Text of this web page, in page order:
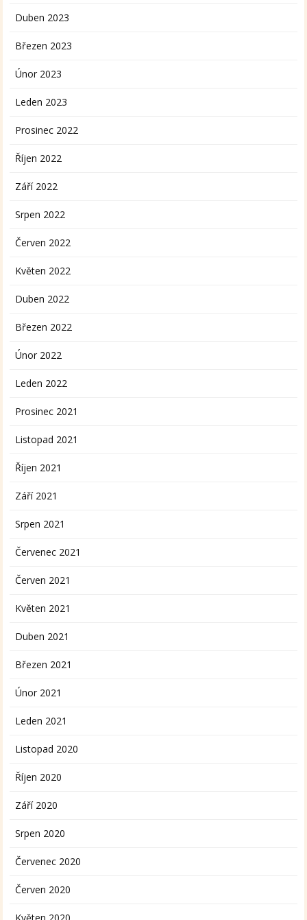
Duben 2023
Březen 2023
Únor 2023
Leden 2023
Prosinec 2022
Říjen 2022
Září 2022
Srpen 2022
Červen 2022
Květen 2022
Duben 2022
Březen 2022
Únor 2022
Leden 2022
Prosinec 2021
Listopad 2021
Říjen 2021
Září 2021
Srpen 2021
Červenec 2021
Červen 2021
Květen 2021
Duben 2021
Březen 2021
Únor 2021
Leden 2021
Listopad 2020
Říjen 2020
Září 2020
Srpen 2020
Červenec 2020
Červen 2020